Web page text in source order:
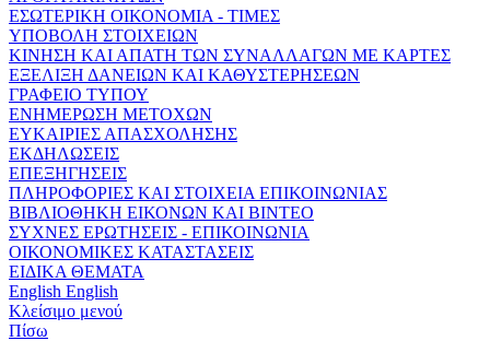
ΕΣΩΤΕΡΙΚΗ ΟΙΚΟΝΟΜΙΑ - ΤΙΜΕΣ
ΥΠΟΒΟΛΗ ΣΤΟΙΧΕΙΩΝ
ΚΙΝΗΣΗ ΚΑΙ ΑΠΑΤΗ ΤΩΝ ΣΥΝΑΛΛΑΓΩΝ ΜΕ ΚΑΡΤΕΣ
ΕΞΕΛΙΞΗ ΔΑΝΕΙΩΝ ΚΑΙ ΚΑΘΥΣΤΕΡΗΣΕΩΝ
ΓΡΑΦΕΙΟ ΤΥΠΟΥ
ΕΝΗΜΕΡΩΣΗ ΜΕΤΟΧΩΝ
ΕΥΚΑΙΡΙΕΣ ΑΠΑΣΧΟΛΗΣΗΣ
ΕΚΔΗΛΩΣΕΙΣ
ΕΠΕΞΗΓΗΣΕΙΣ
ΠΛΗΡΟΦΟΡΙΕΣ ΚΑΙ ΣΤΟΙΧΕΙΑ ΕΠΙΚΟΙΝΩΝΙΑΣ
ΒΙΒΛΙΟΘΗΚΗ ΕΙΚΟΝΩΝ ΚΑΙ ΒΙΝΤΕΟ
ΣΥΧΝΕΣ ΕΡΩΤΗΣΕΙΣ - ΕΠΙΚΟΙΝΩΝΙΑ
ΟΙΚΟΝΟΜΙΚΕΣ ΚΑΤΑΣΤΑΣΕΙΣ
ΕΙΔΙΚΑ ΘΕΜΑΤΑ
English English
Κλείσιμο μενού
Πίσω